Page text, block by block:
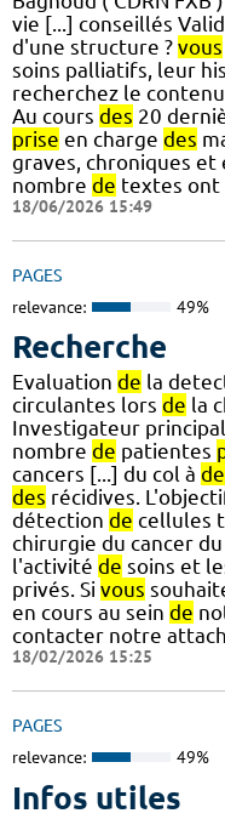
vie [...] conseillés
d'une structure ? vous
soins palliatifs, leur
recherchez le contenu
Au cours des 20
prise en charge des
graves, chroniques et
nombre de textes ont
18/06/2026 15:49
PAGES
relevance: 49%
Recherche
Evaluation de la
circulantes lors de la
Investigateur
nombre de patientes
cancers [...] du col à
des récidives.
détection de cellules
chirurgie du cancer
l'activité de soins et
privés. Si vous
en cours au sein de
contacter notre
18/02/2026 15:25
PAGES
relevance: 49%
Infos utiles